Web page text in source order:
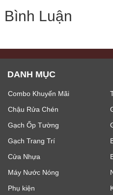
Bình Luận
DANH MỤC
Combo Khuyến Mãi
Chậu Rửa Chén
Gạch Ốp Tường
Gạch Trang Trí
Cửa Nhựa
Máy Nước Nóng
Phụ kiện